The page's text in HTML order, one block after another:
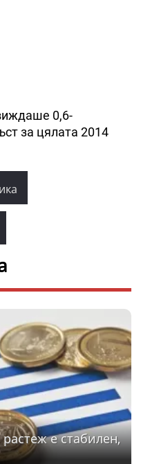
0,6-
за цялата 2014
е стабилен,